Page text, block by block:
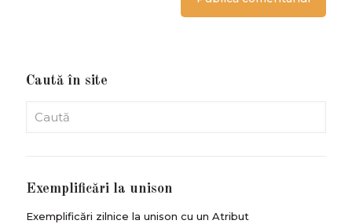
Caută în site
Exemplificări la unison
Exemplificări zilnice la unison cu un Atribut